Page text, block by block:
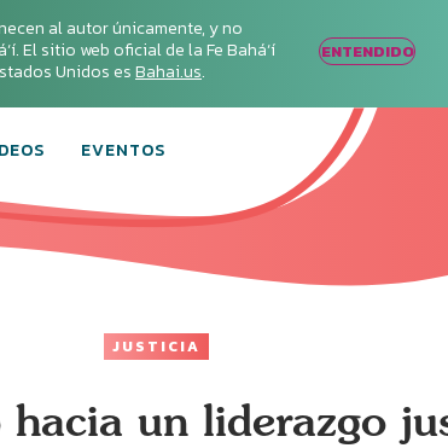
al autor únicamente, y no
El sitio web oficial de la Fe Bahá‘í
Unidos esBahai.us.
ENTENDIDO
EVENTOS
JUSTICIA
hacia un liderazgo